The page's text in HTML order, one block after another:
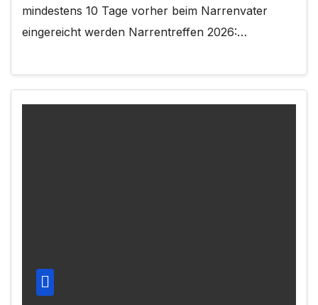
mindestens 10 Tage vorher beim Narrenvater
eingereicht werden Narrentreffen 2026:…